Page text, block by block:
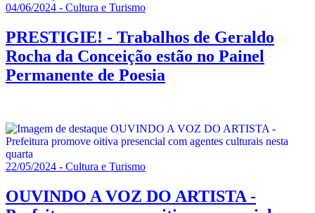
04/06/2024 - Cultura e Turismo
PRESTIGIE! - Trabalhos de Geraldo
Rocha da Conceição estão no Painel
Permanente de Poesia
22/05/2024 - Cultura e Turismo
OUVINDO A VOZ DO ARTISTA -